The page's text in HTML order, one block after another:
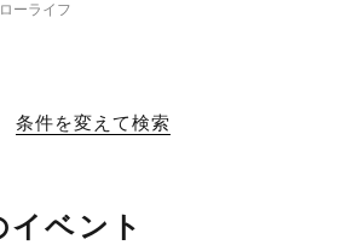
ーライフ
条件を変えて検索
ベント